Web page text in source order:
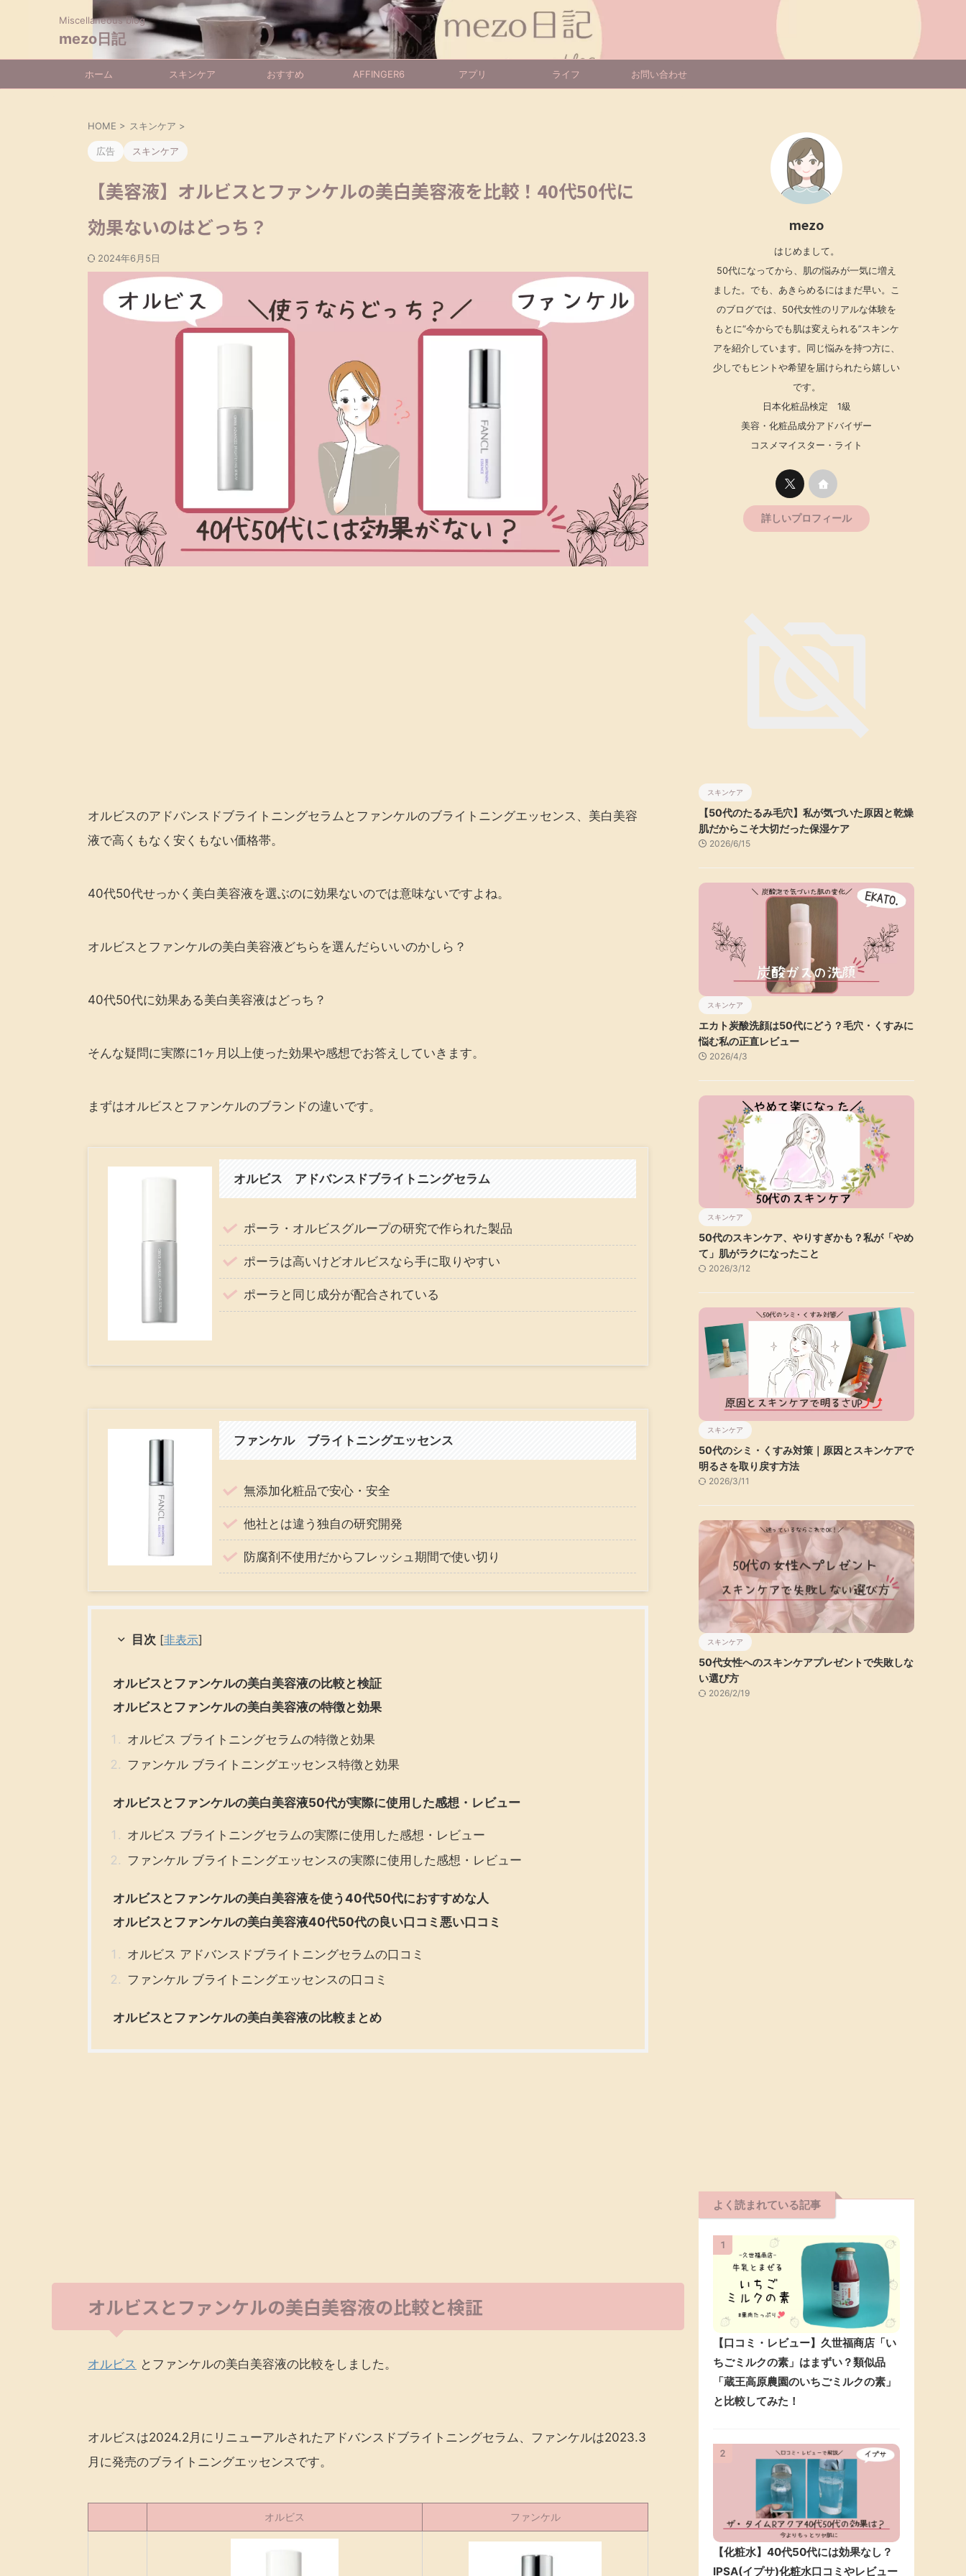
Miscellaneous blog
mezo日記
ホーム スキンケア おすすめ AFFINGER6 アプリ ライフ お問い合わせ
HOME > スキンケア >
広告 スキンケア
【美容液】オルビスとファンケルの美白美容液を比較！40代50代に
効果ないのはどっち？
2024年6月5日
オルビスのアドバンスドブライトニングセラムとファンケルのブライトニングエッセンス、美白美容
液で高くもなく安くもない価格帯。
40代50代せっかく美白美容液を選ぶのに効果ないのでは意味ないですよね。
オルビスとファンケルの美白美容液どちらを選んだらいいのかしら？
40代50代に効果ある美白美容液はどっち？
そんな疑問に実際に1ヶ月以上使った効果や感想でお答えしていきます。
まずはオルビスとファンケルのブランドの違いです。
オルビス アドバンスドブライトニングセラム
ポーラ・オルビスグループの研究で作られた製品
ポーラは高いけどオルビスなら手に取りやすい
ポーラと同じ成分が配合されている
ファンケル ブライトニングエッセンス
無添加化粧品で安心・安全
他社とは違う独自の研究開発
防腐剤不使用だからフレッシュ期間で使い切り
目次 [非表示]
オルビスとファンケルの美白美容液の比較と検証
オルビスとファンケルの美白美容液の特徴と効果
オルビス ブライトニングセラムの特徴と効果
ファンケル ブライトニングエッセンス特徴と効果
オルビスとファンケルの美白美容液50代が実際に使用した感想・レビュー
オルビス ブライトニングセラムの実際に使用した感想・レビュー
ファンケル ブライトニングエッセンスの実際に使用した感想・レビュー
オルビスとファンケルの美白美容液を使う40代50代におすすめな人
オルビスとファンケルの美白美容液40代50代の良い口コミ悪い口コミ
オルビス アドバンスドブライトニングセラムの口コミ
ファンケル ブライトニングエッセンスの口コミ
オルビスとファンケルの美白美容液の比較まとめ
オルビスとファンケルの美白美容液の比較と検証
オルビス とファンケルの美白美容液の比較をしました。
オルビスは2024.2月にリニューアルされたアドバンスドブライトニングセラム、ファンケルは2023.3
月に発売のブライトニングエッセンスです。
オルビス ファンケル
mezo
はじめまして。
50代になってから、肌の悩みが一気に増え
ました。でも、あきらめるにはまだ早い。こ
のブログでは、50代女性のリアルな体験を
もとに“今からでも肌は変えられる”スキンケ
アを紹介しています。同じ悩みを持つ方に、
少しでもヒントや希望を届けられたら嬉しい
です。
日本化粧品検定 1級
美容・化粧品成分アドバイザー
コスメマイスター・ライト
詳しいプロフィール
スキンケア
【50代のたるみ毛穴】私が気づいた原因と乾燥
肌だからこそ大切だった保湿ケア
2026/6/15
スキンケア
エカト炭酸洗顔は50代にどう？毛穴・くすみに
悩む私の正直レビュー
2026/4/3
スキンケア
50代のスキンケア、やりすぎかも？私が「やめ
て」肌がラクになったこと
2026/3/12
スキンケア
50代のシミ・くすみ対策｜原因とスキンケアで
明るさを取り戻す方法
2026/3/11
スキンケア
50代女性へのスキンケアプレゼントで失敗しな
い選び方
2026/2/19
よく読まれている記事
1
【口コミ・レビュー】久世福商店「い
ちごミルクの素」はまずい？類似品
「蔵王高原農園のいちごミルクの素」
と比較してみた！
2
【化粧水】40代50代には効果なし？
IPSA(イプサ)化粧水口コミやレビュー